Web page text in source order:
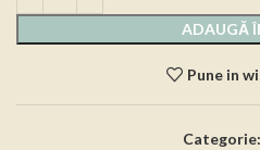
ADAUGĂ
Pune in
Categorie: